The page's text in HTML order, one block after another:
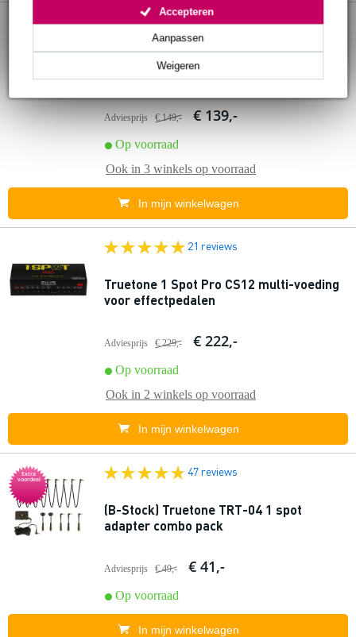
Weigeren
Aanpassen
Accepteren
Popu 14 reviews
Truetone 1 SPOT Pro CS7 multi-voeding
voor effectpedalen
Adviesprijs € 149,- € 139,-
Op voorraad
Ook in 3 winkels op voorraad
In mijn winkelwagen
21 reviews
Truetone 1 Spot Pro CS12 multi-voeding
voor effectpedalen
Adviesprijs € 229,- € 222,-
Op voorraad
Ook in 2 winkels op voorraad
In mijn winkelwagen
Extra
voordeel
47 reviews
(B-Stock) Truetone TRT-04 1 spot
adapter combo pack
Adviesprijs € 49,- € 41,-
Op voorraad
In mijn winkelwagen